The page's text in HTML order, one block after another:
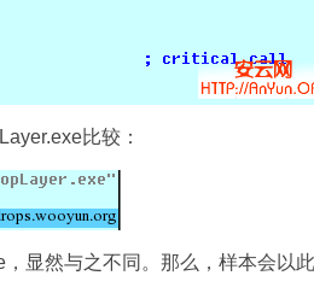
比较：
显然与之不同。那么，样本会以